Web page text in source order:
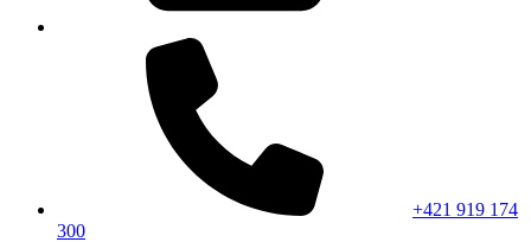
+421 919 174
300